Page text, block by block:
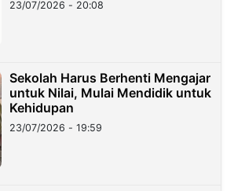
23/07/2026 - 20:08
Sekolah Harus Berhenti Mengajar
untuk Nilai, Mulai Mendidik untuk
Kehidupan
23/07/2026 - 19:59